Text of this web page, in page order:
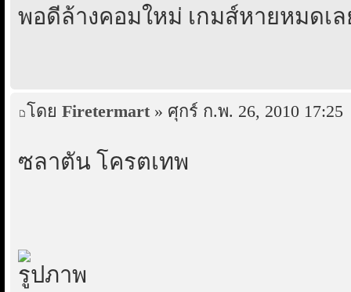
พอดีล้างคอมใหม่ เกมส์หายหมดเล
โดย Firetermart » ศุกร์ ก.พ. 26, 2010 17:25
ซลาตัน โครตเทพ